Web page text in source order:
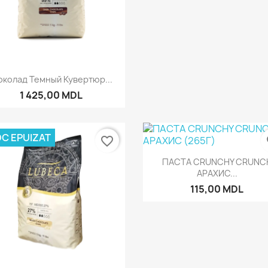
Быстрый просмотр
Темный Кувертюр...
1 425,00 MDL
EPUIZAT
favorite_border
Быстрый
ПАСТА CRUNCHY
АРАХИС...
115,00 MDL